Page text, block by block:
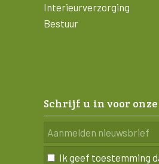
Interieurverzorging
Bestuur
Schrijf u in voor
Ik geef toestemming